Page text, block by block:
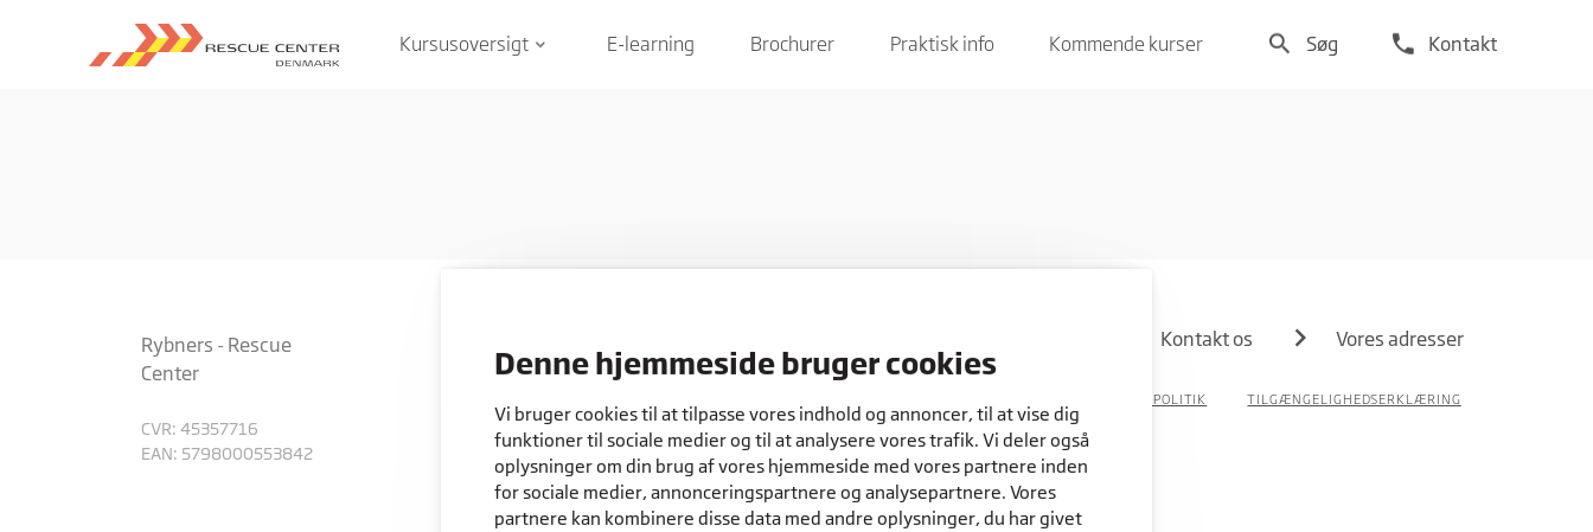
Denne hjemmeside bruger cookies
Vi bruger cookies til at tilpasse vores indhold og annoncer, til at vise dig
funktioner til sociale medier og til at analysere vores trafik. Vi deler også
oplysninger om din brug af vores hjemmeside med vores partnere inden
for sociale medier, annonceringspartnere og analysepartnere. Vores
partnere kan kombinere disse data med andre oplysninger, du har givet
Kursusoversigt keyboard_arrow_down E-learning Brochurer Praktisk info Kommende kurser search Søg phone Kontakt
Rybners - Rescue
Center
CVR: 45357716
EAN: 5798000553842
Kontakt os Vores adresser
PRIVATLIVSPOLITIK TILGÆNGELIGHEDSERKLÆRING